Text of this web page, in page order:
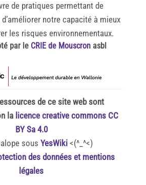
de pratiques permettant de
notre capacité à mieux
les risques environnementaux.
par le CRIE de Mouscronasbl
de ce site web sont
la licence creative commons CC
BY Sa 4.0
sous YesWiki<(^_^<)
des données et mentions
légales